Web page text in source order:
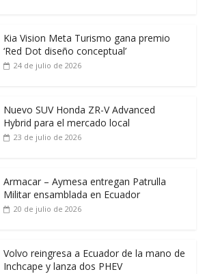
Kia Vision Meta Turismo gana premio
‘Red Dot diseño conceptual’
24 de julio de 2026
Nuevo SUV Honda ZR-V Advanced
Hybrid para el mercado local
23 de julio de 2026
Armacar – Aymesa entregan Patrulla
Militar ensamblada en Ecuador
20 de julio de 2026
Volvo reingresa a Ecuador de la mano de
Inchcape y lanza dos PHEV